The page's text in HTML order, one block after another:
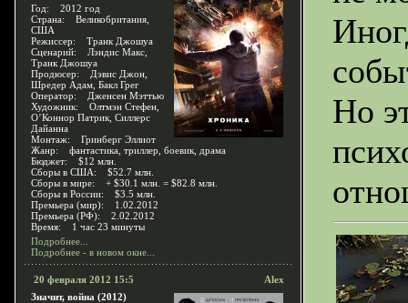
Год: 2012 год
Страна: Великобритания,
США
Режиссер: Транк Джошуа
Сценарий: Лэндис Макс,
Транк Джошуа
Продюсер: Дэвис Джон,
Шредер Адам, Бакл Грег
Оператор: Дженсен Мэттью
Художник: Олтмэн Стефен,
О’Коннор Патрик, Силлерс
Дайанна
Монтаж: Гринберг Эллиот
Жанр: фантастика, триллер, боевик, драма
Бюджет: $12 млн.
Сборы в США: $52.7 млн.
Сборы в мире: + $30.1 млн. = $82.8 млн.
Сборы в России: $3.5 млн.
Премьера (мир): 1.02.2012
Премьера (РФ): 2.02.2012
Время: 1 час 23 минуты
Подробнее...
Подробнее - в новом окне...
20 февраля 2012 15:5
Alex
Значит, война (2012)
Но